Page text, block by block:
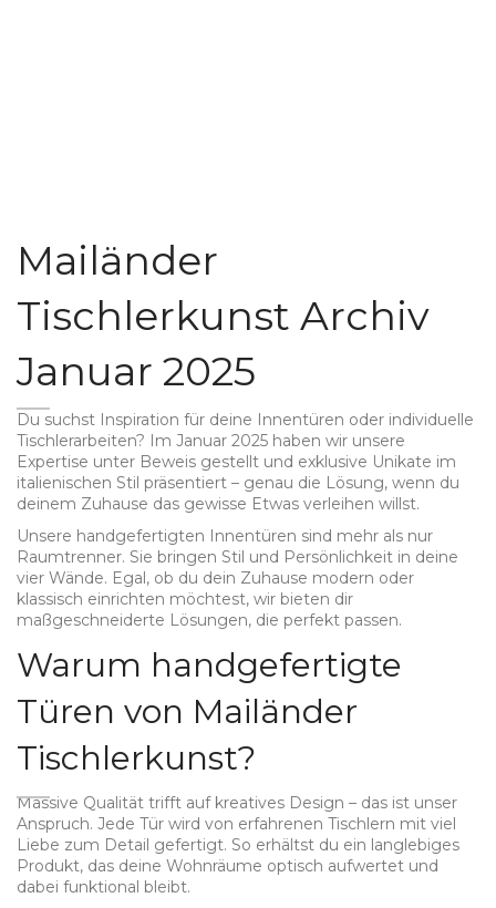
Mailänder
Tischlerkunst Archiv
Januar 2025
Du suchst Inspiration für deine Innentüren oder individuelle
Tischlerarbeiten? Im Januar 2025 haben wir unsere
Expertise unter Beweis gestellt und exklusive Unikate im
italienischen Stil präsentiert – genau die Lösung, wenn du
deinem Zuhause das gewisse Etwas verleihen willst.
Unsere handgefertigten Innentüren sind mehr als nur
Raumtrenner. Sie bringen Stil und Persönlichkeit in deine
vier Wände. Egal, ob du dein Zuhause modern oder
klassisch einrichten möchtest, wir bieten dir
maßgeschneiderte Lösungen, die perfekt passen.
Warum handgefertigte
Türen von Mailänder
Tischlerkunst?
Massive Qualität trifft auf kreatives Design – das ist unser
Anspruch. Jede Tür wird von erfahrenen Tischlern mit viel
Liebe zum Detail gefertigt. So erhältst du ein langlebiges
Produkt, das deine Wohnräume optisch aufwertet und
dabei funktional bleibt.